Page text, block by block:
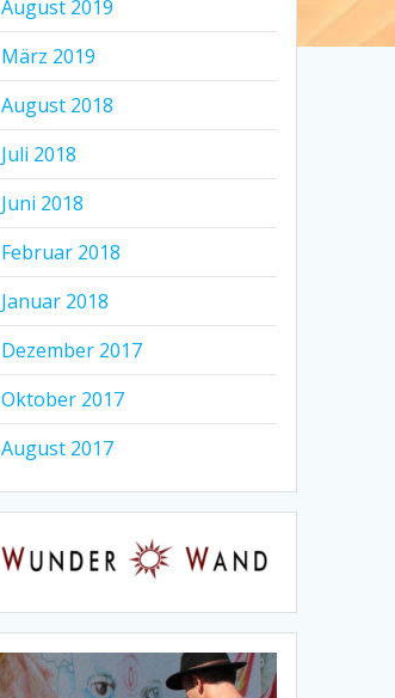
August 2019
März 2019
August 2018
Juli 2018
Juni 2018
Februar 2018
Januar 2018
Dezember 2017
Oktober 2017
August 2017